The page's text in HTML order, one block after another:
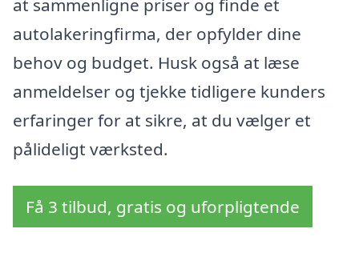
at sammenligne priser og finde et
autolakeringfirma, der opfylder dine
behov og budget. Husk også at læse
anmeldelser og tjekke tidligere kunders
erfaringer for at sikre, at du vælger et
pålideligt værksted.
Få 3 tilbud, gratis og uforpligtende